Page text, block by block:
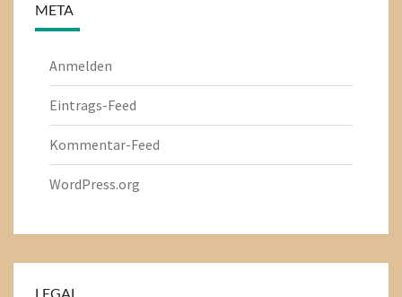
META
Anmelden
Eintrags-Feed
Kommentar-Feed
WordPress.org
LEGAL